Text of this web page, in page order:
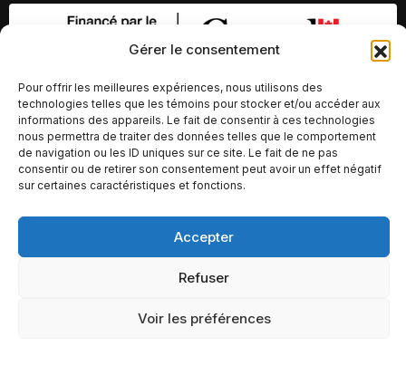
Gérer le consentement
Pour offrir les meilleures expériences, nous utilisons des
technologies telles que les témoins pour stocker et/ou accéder aux
informations des appareils. Le fait de consentir à ces technologies
nous permettra de traiter des données telles que le comportement
de navigation ou les ID uniques sur ce site. Le fait de ne pas
consentir ou de retirer son consentement peut avoir un effet négatif
sur certaines caractéristiques et fonctions.
Accepter
Refuser
Voir les préférences
© Copyright 2026 – Altomédia Inc |
Ce site internet a été conçu et développé par Chameleon Ideas